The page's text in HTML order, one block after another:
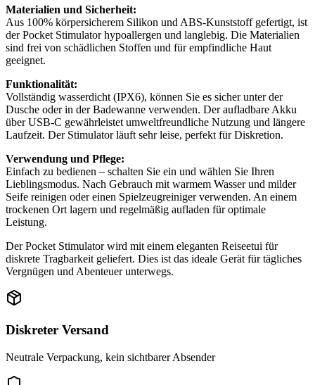
Materialien und Sicherheit:
Aus 100% körpersicherem Silikon und ABS-Kunststoff gefertigt, ist
der Pocket Stimulator hypoallergen und langlebig. Die Materialien
sind frei von schädlichen Stoffen und für empfindliche Haut
geeignet.
Funktionalität:
Vollständig wasserdicht (IPX6), können Sie es sicher unter der
Dusche oder in der Badewanne verwenden. Der aufladbare Akku
über USB-C gewährleistet umweltfreundliche Nutzung und längere
Laufzeit. Der Stimulator läuft sehr leise, perfekt für Diskretion.
Verwendung und Pflege:
Einfach zu bedienen – schalten Sie ein und wählen Sie Ihren
Lieblingsmodus. Nach Gebrauch mit warmem Wasser und milder
Seife reinigen oder einen Spielzeugreiniger verwenden. An einem
trockenen Ort lagern und regelmäßig aufladen für optimale
Leistung.
Der Pocket Stimulator wird mit einem eleganten Reiseetui für
diskrete Tragbarkeit geliefert. Dies ist das ideale Gerät für tägliches
Vergnügen und Abenteuer unterwegs.
Diskreter Versand
Neutrale Verpackung, kein sichtbarer Absender